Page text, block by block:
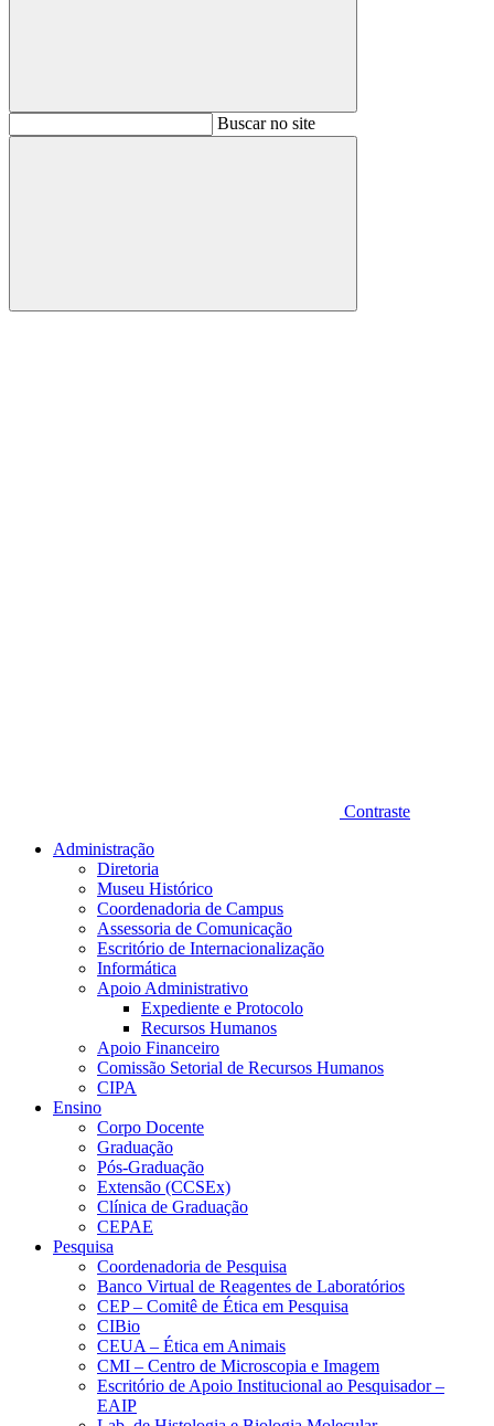
BuscarBuscar no site
Buscar
Contraste
Administração
Diretoria
Museu Histórico
Coordenadoria de Campus
Assessoria de Comunicação
Escritório de Internacionalização
Informática
Apoio Administrativo
Expediente e Protocolo
Recursos Humanos
Apoio Financeiro
Comissão Setorial de Recursos Humanos
CIPA
Ensino
Corpo Docente
Graduação
Pós-Graduação
Extensão (CCSEx)
Clínica de Graduação
CEPAE
Pesquisa
Coordenadoria de Pesquisa
Banco Virtual de Reagentes de Laboratórios
CEP – Comitê de Ética em Pesquisa
CIBio
CEUA – Ética em Animais
CMI – Centro de Microscopia e Imagem
Escritório de Apoio Institucional ao Pesquisador –
EAIP